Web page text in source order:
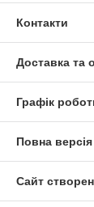
Контакти
Доставка та
Графік
Повна
Сайт